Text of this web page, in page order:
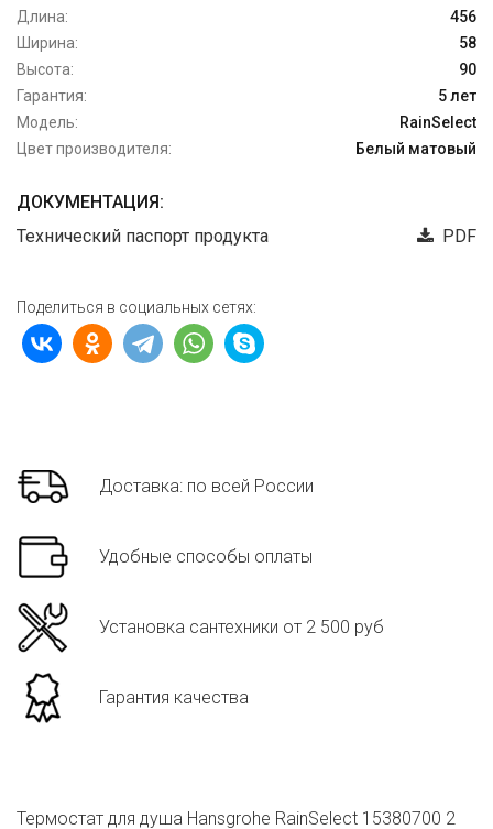
Длина:
456
Ширина:
58
Высота:
90
Гарантия:
5 лет
Модель:
RainSelect
Цвет производителя:
Белый матовый
ДОКУМЕНТАЦИЯ:
Технический паспорт продукта
PDF
Поделиться в социальных сетях:
Доставка: по всей России
Удобные способы оплаты
Установка сантехники от 2 500 руб
Гарантия качества
Термостат для душа Hansgrohe RainSelect 15380700 2